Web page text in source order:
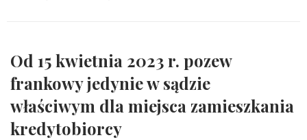
Od 15 kwietnia 2023 r. pozew
frankowy jedynie w sądzie
właściwym dla miejsca zamieszkania
kredytobiorcy